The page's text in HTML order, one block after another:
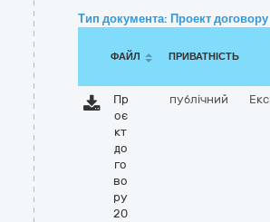
Тип документа: Проект договору
ФАЙЛ ПРИВАТНІСТЬ
Пр
оє
кт
до
го
во
ру
20
публічний